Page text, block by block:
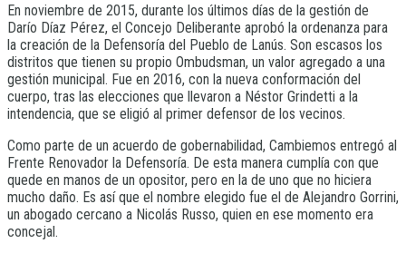
En noviembre de 2015, durante los últimos días de la gestión de
Darío Díaz Pérez, el Concejo Deliberante aprobó la ordenanza para
la creación de la Defensoría del Pueblo de Lanús. Son escasos los
distritos que tienen su propio Ombudsman, un valor agregado a una
gestión municipal. Fue en 2016, con la nueva conformación del
cuerpo, tras las elecciones que llevaron a Néstor Grindetti a la
intendencia, que se eligió al primer defensor de los vecinos.
Como parte de un acuerdo de gobernabilidad, Cambiemos entregó al
Frente Renovador la Defensoría. De esta manera cumplía con que
quede en manos de un opositor, pero en la de uno que no hiciera
mucho daño. Es así que el nombre elegido fue el de Alejandro Gorrini,
un abogado cercano a Nicolás Russo, quien en ese momento era
concejal.